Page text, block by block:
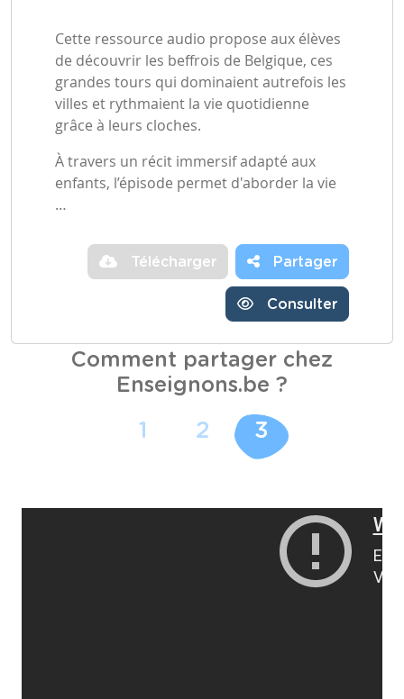
Cette ressource audio propose aux élèves
de découvrir les beffrois de Belgique, ces
grandes tours qui dominaient autrefois les
villes et rythmaient la vie quotidienne
grâce à leurs cloches.
À travers un récit immersif adapté aux
enfants, l’épisode permet d'aborder la vie
…
Télécharger Partager
Consulter
Comment partager chez
Enseignons.be ?
1 2 3